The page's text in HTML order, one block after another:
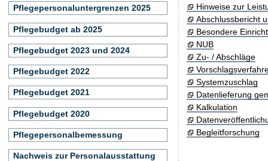
Hinweise zur
Abschlussbericht
Besondere
NUB
Zu- / Abschläge
Systemzuschlag
Datenlieferung
Kalkulation
Begleitforschung
Pflegepersonaluntergrenzen 2025
Pflegebudget ab 2025
Pflegebudget 2023 und 2024
Pflegebudget 2022
Pflegebudget 2021
Pflegebudget 2020
Pflegepersonalbemessung
Nachweis zur Personalausstattung